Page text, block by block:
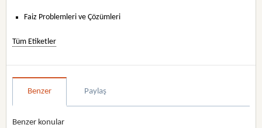
Faiz Problemleri ve Çözümleri
Tüm Etiketler
Benzer Paylaş
Benzer konular